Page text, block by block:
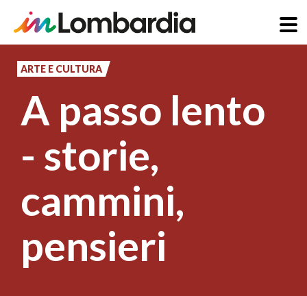
principale
ARTE E CULTURA
A passo lento
- storie,
cammini,
pensieri